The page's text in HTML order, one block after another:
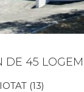
DE 45
(13)